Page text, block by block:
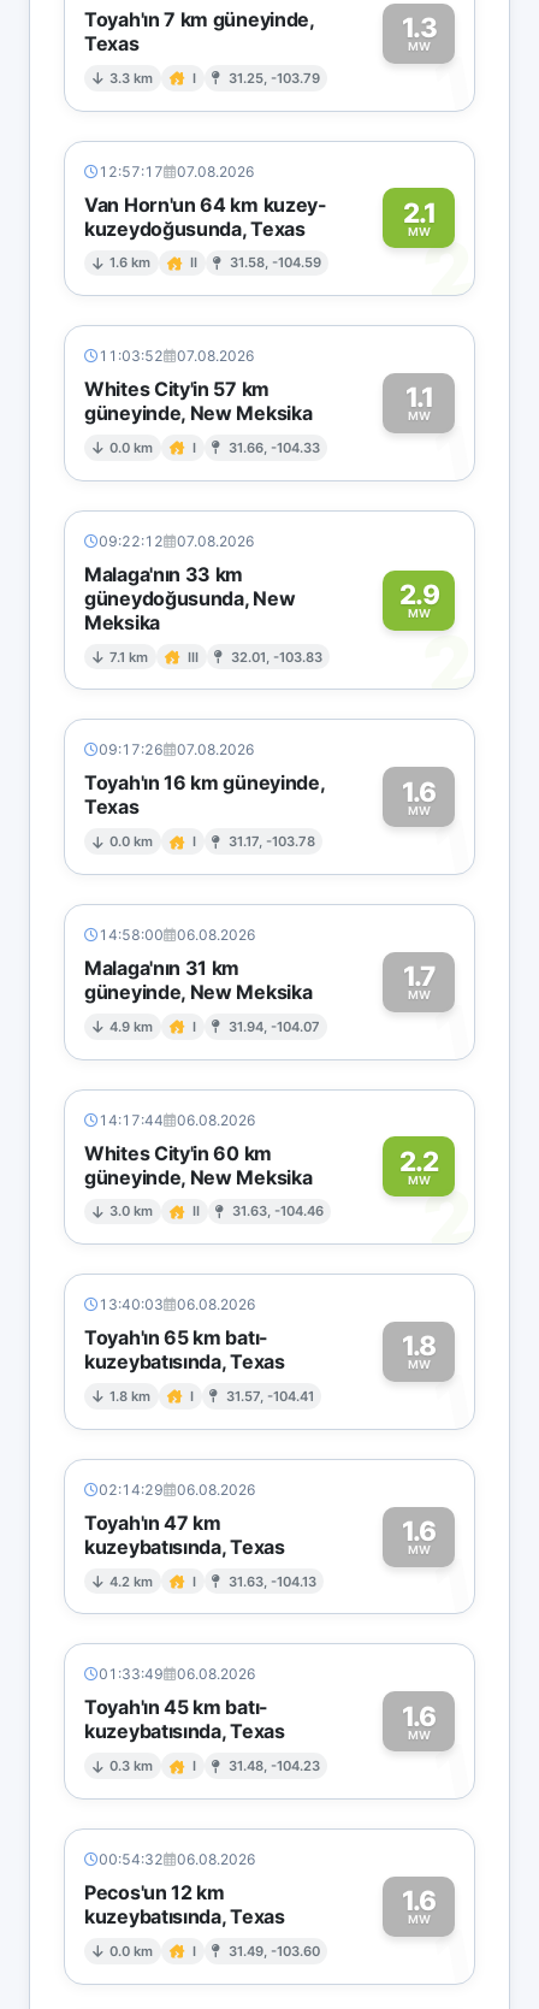
Toyah'ın 7 km güneyinde,
Texas
3.3 km I 31.25, -103.79
1.3
MW1
12:57:17 07.08.2026
Van Horn'un 64 km kuzey-
kuzeydoğusunda, Texas
1.6 km II 31.58, -104.59
2.1
MW2
11:03:52 07.08.2026
Whites City'in 57 km
güneyinde, New Meksika
0.0 km I 31.66, -104.33
1.1
MW1
09:22:12 07.08.2026
Malaga'nın 33 km
güneydoğusunda, New
Meksika
7.1 km III 32.01, -103.83
2.9
MW
2
09:17:26 07.08.2026
Toyah'ın 16 km güneyinde,
Texas
0.0 km I 31.17, -103.78
1.6
MW1
14:58:00 06.08.2026
Malaga'nın 31 km
güneyinde, New Meksika
4.9 km I 31.94, -104.07
1.7
MW1
14:17:44 06.08.2026
Whites City'in 60 km
güneyinde, New Meksika
3.0 km II 31.63, -104.46
2.2
MW2
13:40:03 06.08.2026
Toyah'ın 65 km batı-
kuzeybatısında, Texas
1.8 km I 31.57, -104.41
1.8
MW1
02:14:29 06.08.2026
Toyah'ın 47 km
kuzeybatısında, Texas
4.2 km I 31.63, -104.13
1.6
MW1
01:33:49 06.08.2026
Toyah'ın 45 km batı-
kuzeybatısında, Texas
0.3 km I 31.48, -104.23
1.6
MW1
00:54:32 06.08.2026
Pecos'un 12 km
kuzeybatısında, Texas
0.0 km I 31.49, -103.60
1.6
MW1